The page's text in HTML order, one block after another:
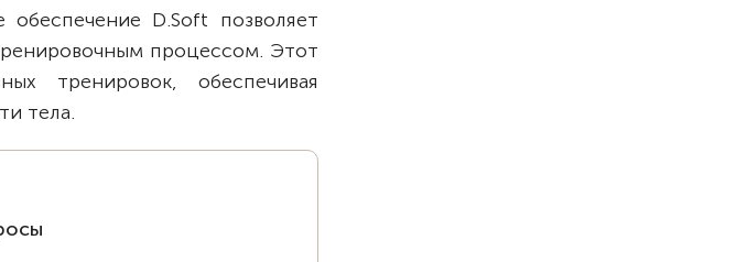
D.Soft позволяет
процессом. Этот
тренировок, обеспечивая
тела.